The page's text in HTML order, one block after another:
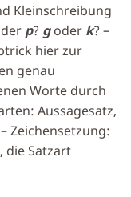
Kleinschreibung
p? goder k? –
hier zur
genau
Worte durch
Aussagesatz,
Zeichensetzung:
die Satzart